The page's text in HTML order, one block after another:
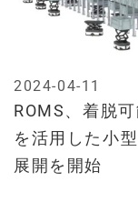
ROMS、着脱
を活用した小
展開を開始
2024-04-11